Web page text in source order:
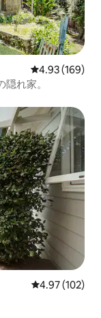
レビュー169
4.93 (169)
れ家。
レビュー102
4.97 (102)